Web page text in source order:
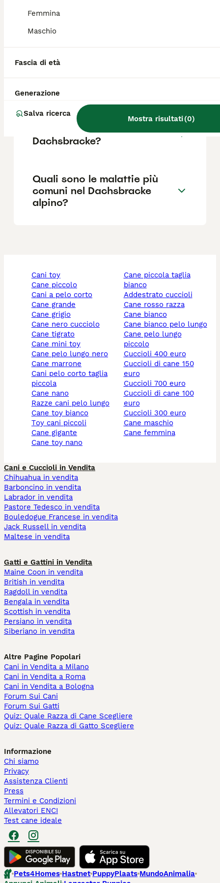
Femmina
Maschio
Fascia di età
Generazione
Salva ricerca
Mostra risultati(0)
consigliabile rivolgersi ad allevatori seri che
socializzazione del cucciolo.
Quanto pesa
Dachsbracke?
Qual è il carattere del cane
Dachsbracke?
Quali sono le malattie più
comuni nel Dachsbracke
alpino?
cani toy
cane piccolo
cani a pelo corto
cane grande
cane grigio
cane nero cucciolo
cane tigrato
cane mini toy
cane pelo lungo nero
cane marrone
cani pelo corto taglia
piccola
cane nano
razze cani pelo lungo
cane toy bianco
toy cani piccoli
cane gigante
cane toy nano
cane piccola taglia
bianco
addestrato cuccioli
cane rosso razza
cane bianco
cane bianco pelo lungo
cane pelo lungo
piccolo
cuccioli 400 euro
cuccioli di cane 150
euro
cuccioli 700 euro
cuccioli di cane 100
euro
cuccioli 300 euro
cane maschio
cane femmina
Cani e Cuccioli in Vendita
Chihuahua in vendita
Barboncino in vendita
Labrador in vendita
Pastore Tedesco in vendita
Bouledogue Francese in vendita
Jack Russell in vendita
Maltese in vendita
Gatti e Gattini in Vendita
Maine Coon in vendita
British in vendita
Ragdoll in vendita
Bengala in vendita
Scottish in vendita
Persiano in vendita
Siberiano in vendita
Altre Pagine Popolari
Cani in Vendita a Milano
Cani in Vendita a Roma
Cani in Vendita a Bologna
Forum Sui Cani
Forum Sui Gatti
Quiz: Quale Razza di Cane Scegliere
Quiz: Quale Razza di Gatto Scegliere
Informazione
Chi siamo
Privacy
Assistenza Clienti
Press
Termini e Condizioni
Allevatori ENCI
Test cane ideale
Pets4Homes Hastnet PuppyPlaats MundoAnimalia